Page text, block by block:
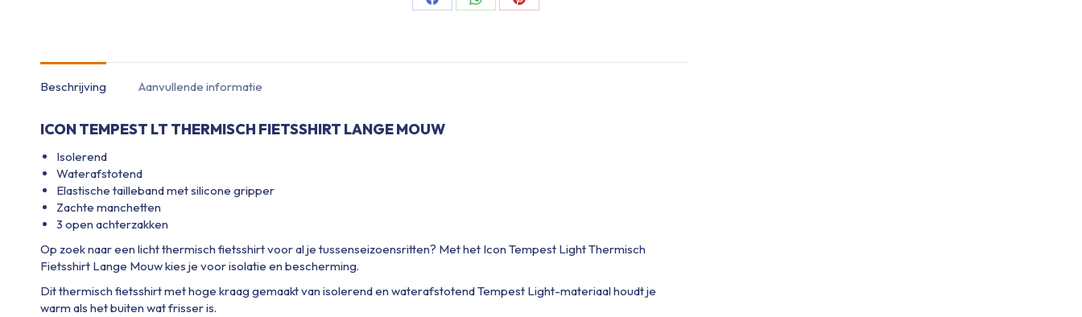
Share
Share
Share
Beschrijving Aanvullende informatie
ICON TEMPEST LT THERMISCH FIETSSHIRT LANGE MOUW
Isolerend
Waterafstotend
Elastische tailleband met silicone gripper
Zachte manchetten
3 open achterzakken
Op zoek naar een licht thermisch fietsshirt voor al je tussenseizoensritten? Met het Icon Tempest Light Thermisch
Fietsshirt Lange Mouw kies je voor isolatie en bescherming.
Dit thermisch fietsshirt met hoge kraag gemaakt van isolerend en waterafstotend Tempest Light-materiaal houdt je
warm als het buiten wat frisser is.